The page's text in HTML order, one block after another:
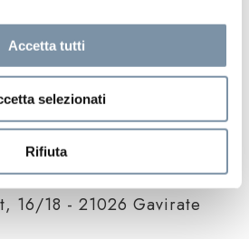
Accetta tutti
selezionati
Rifiuta
16/18 - 21026 Gavirate